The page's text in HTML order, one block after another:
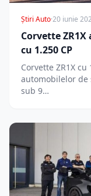
Știri Auto·20 iunie
Corvette
cu 1.250 CP
Corvette ZR1X
automobilelor de
sub 9…